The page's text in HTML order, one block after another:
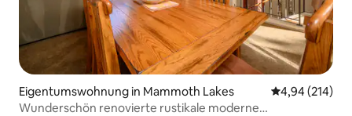
Eigentumswohnung in Mammoth Lakes
4,94 (214)
Wunderschön renovierte rustikale moderne